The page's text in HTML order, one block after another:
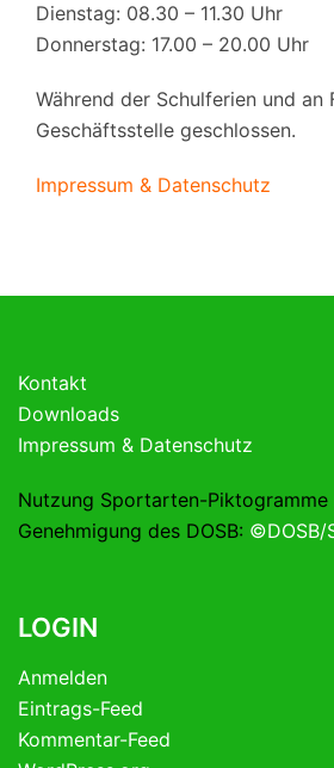
Dienstag: 08.30 – 11.30 Uhr
Donnerstag: 17.00 – 20.00 Uhr
Während der Schulferien und an
Geschäftsstelle geschlossen.
Impressum & Datenschutz
Kontakt
Downloads
Impressum & Datenschutz
Nutzung Sportarten-
Genehmigung des DOSB: ©DOSB/
LOGIN
Anmelden
Eintrags-Feed
Kommentar-Feed